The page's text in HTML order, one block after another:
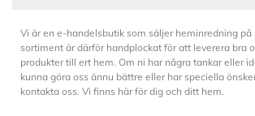
Vi är en e-handelsbutik som säljer heminredning på
sortiment är därför handplockat för att leverera bra
produkter till ert hem. Om ni har några tankar eller
kunna göra oss ännu bättre eller har speciella
kontakta oss. Vi finns här för dig och ditt hem.